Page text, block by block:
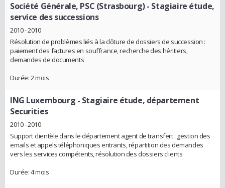
Société Générale, PSC (Strasbourg)- Stagiaire étude,
service des successions
2010 - 2010
Résolution de problèmes liés à la clôture de dossiers de succession :
paiement des factures en souffrance, recherche des héritiers,
demandes de documents
Durée: 2 mois
ING Luxembourg - Stagiaire étude, département
Securities
2010 - 2010
Support clientèle dans le département agent de transfert : gestion des
emails et appels téléphoniques entrants, répartition des demandes
vers les services compétents, résolution des dossiers clients
Durée: 4 mois